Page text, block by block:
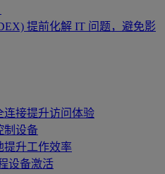
提前化解 IT 问题，避免影
连接提升访问体验
制设备
提升工作效率
设备激活